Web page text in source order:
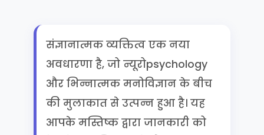
संज्ञानात्मक व्यक्तित्व एक नया
अवधारणा है, जो न्यूरोpsychology
और भिन्नात्मक मनोविज्ञान के बीच
की मुलाकात से उत्पन्न हुआ है। यह
आपके मस्तिष्क द्वारा जानकारी को